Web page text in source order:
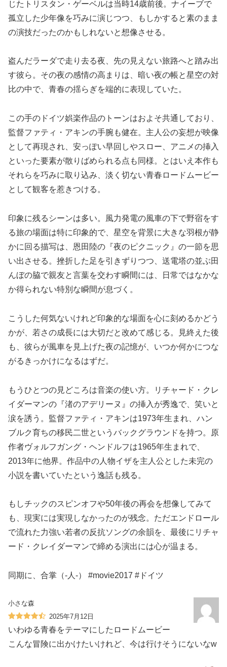
じたトリスタン・ゲーベルは当時14歳前後。ナイーブで
孤立した少年像を巧みに演じつつ、もしかすると素のまま
の演技だったのかもしれないと想像させる。
盗んだラーダで走り去る夜、先の見えない旅路へと踏み出
す彼ら。その夜の感情の高まりは、暗い夜の帳と星空の対
比の中で、青春の揺らぎを端的に表現していた。
この手のドイツ娯楽作品のトーンはおよそ共通しており、
監督ファティ・アキンの手腕も健在。主人公の妄想が映像
として再現され、安っぽい早回しやスロー、アニメの挿入
といった要素が散りばめられる点も同様。とはいえ本作も
それらを巧みに取り込み、淡く切ない青春ロードムービー
として観客を惹きつける。
印象に残るシーンは多い。風力発電の風車の下で野宿をす
る旅の場面は特に印象的で、星空を背景に大きな羽根が静
かに回る描写は、恩田陸の『夜のピクニック』の一節を思
い出させる。挫折した足を引きずりつつ、送電塔の並ぶ田
んぼの脇で親友と言葉を交わす瞬間には、日常ではなかな
か得られない特別な瞬間が息づく。
こうした何気ないけれど印象的な場面を心に刻めるかどう
かが、若さの成長には大切だと改めて感じる。見終えた後
も、彼らが風車を見上げた夜の記憶が、いつか何かにつな
がるきっかけになるはずだ。
もうひとつの見どころは音楽の使い方。リチャード・クレ
イダーマンの『渚のアデリーヌ』の挿入が秀逸で、笑いと
涙を誘う。監督ファティ・アキンは1973年生まれ、ハン
ブルク育ちの移民二世というバックグラウンドを持つ。原
作者ヴォルフガング・ヘンドルフは1965年生まれで、
2013年に他界。作品中の人物イザを主人公とした未完の
小説を書いていたという逸話も残る。
もしチックのスピンオフや50年後の再会を想像してみて
も、現実には実現しなかったのが残念。ただエンドロール
で流れた力強い若者の反抗ソングの余韻を、最後にリチャ
ード・クレイダーマンで締める演出には心が温まる。
同期に、合掌（-人-） #movie2017 #ドイツ
小さな森
2025年7月12日
いわゆる青春をテーマにしたロードムービー
こんな冒険に出かけたいけれど、今は行けそうにないなw